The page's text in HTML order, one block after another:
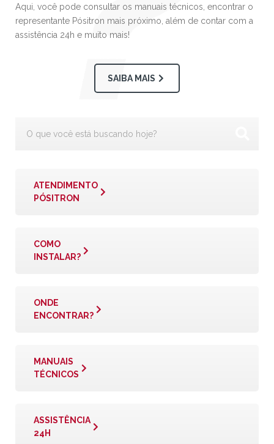
Aqui, você pode consultar os manuais técnicos, encontrar o
representante Pósitron mais próximo, além de contar com a
assistência 24h e muito mais!
SAIBA MAIS
ATENDIMENTO
PÓSITRON
COMO
INSTALAR?
ONDE
ENCONTRAR?
MANUAIS
TÉCNICOS
ASSISTÊNCIA
24H